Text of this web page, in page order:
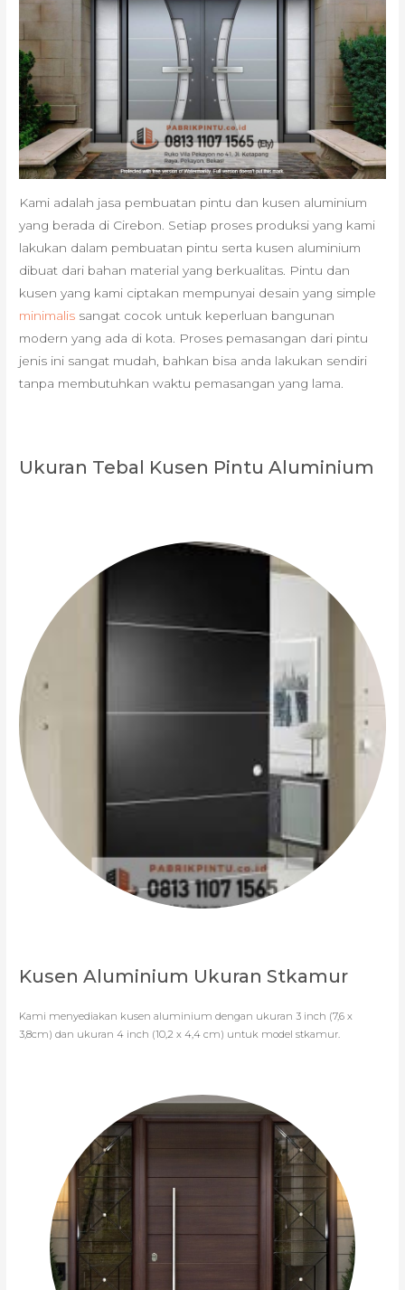
Kami adalah jasa pembuatan pintu dan kusen aluminium
yang berada di Cirebon. Setiap proses produksi yang kami
lakukan dalam pembuatan pintu serta kusen aluminium
dibuat dari bahan material yang berkualitas. Pintu dan
kusen yang kami ciptakan mempunyai desain yang simple
minimalis sangat cocok untuk keperluan bangunan
modern yang ada di kota. Proses pemasangan dari pintu
jenis ini sangat mudah, bahkan bisa anda lakukan sendiri
tanpa membutuhkan waktu pemasangan yang lama.
Ukuran Tebal Kusen Pintu Aluminium
Kusen Aluminium Ukuran Stkamur
Kami menyediakan kusen aluminium dengan ukuran 3 inch (7,6 x
3,8cm) dan ukuran 4 inch (10,2 x 4,4 cm) untuk model stkamur.